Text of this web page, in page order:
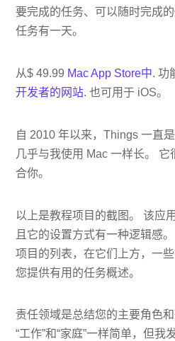
要完成的任务、可以随时完成
任务有一天。
从$ 49.99 Mac App Store中. 功
开发者的网站. 也可用于 iOS。
自 2010 年以来，Things 一直
几乎与我使用 Mac 一样长。
合你。
以上是教程项目的截图。 该应
且它的设置方式有一种逻辑感
项目的列表，在它们上方，一
您提供有用的任务概述。
责任领域是总结您的主要角色
“工作”和“家庭”一样简单，但我